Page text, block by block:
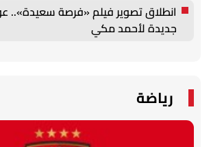
انطلاق تصوير فيلم «فرصة سعيدة»..
جديدة لأحمد مكي
رياضة